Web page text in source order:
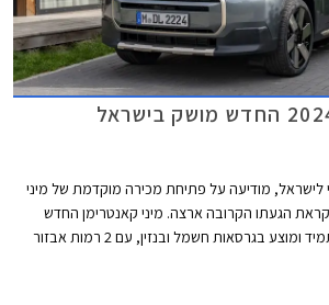
לישראל, מודיעה על פתיחת מכירה מוקדמת של מיני
החדש 2024 לקראת הגעתו הקרובה ארצה. מיני קאנטרימן החדש
מציג עיצוב אטרקטיבי מתמיד ומוצע בגרסאות חשמל ובנזין, עם 2 רמות אבזור